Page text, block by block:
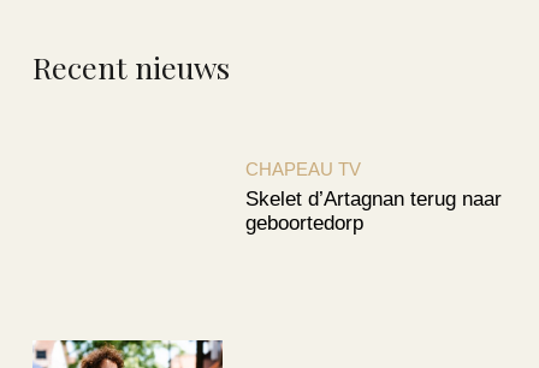
Recent nieuws
CHAPEAU TV
Skelet d’Artagnan terug naar
geboortedorp